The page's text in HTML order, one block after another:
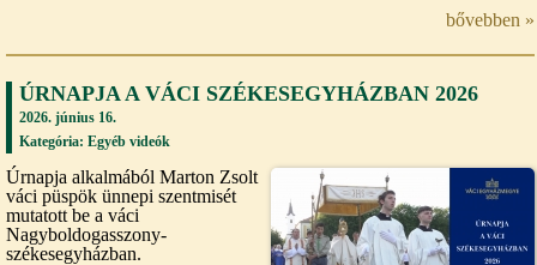
bővebben »
ÚRNAPJA A VÁCI SZÉKESEGYHÁZBAN 2026
2026. június 16.
Kategória: Egyéb videók
Úrnapja alkalmából Marton Zsolt
váci püspök ünnepi szentmisét
mutatott be a váci
Nagyboldogasszony-
székesegyházban.